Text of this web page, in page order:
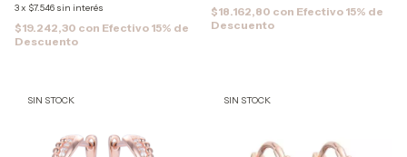
3x $7.546 sin interés
$19.242,30 con Efectivo 15% de
Descuento
$18.162,80 con Efectivo 15% de
Descuento
SIN STOCK SIN STOCK